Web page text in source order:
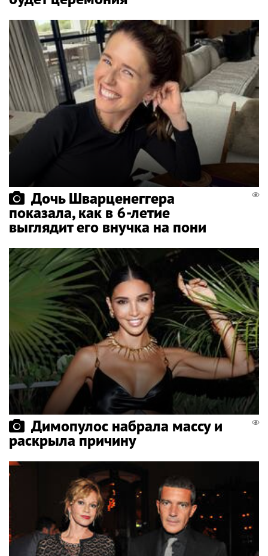
Дочь Шварценеггера
показала, как в 6-летие
выглядит его внучка на пони
Димопулос набрала массу и
раскрыла причину